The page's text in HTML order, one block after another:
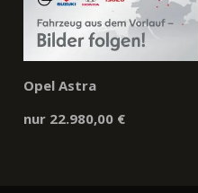
Opel Astra
nur 22.980,00 €